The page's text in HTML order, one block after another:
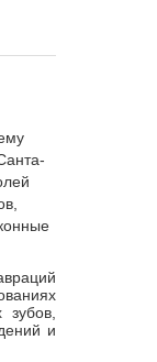
и